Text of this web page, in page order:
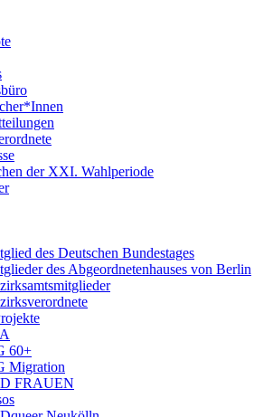
der XXI. Wahlperiode
des Deutschen Bundestages
des Abgeordnetenhauses von Berlin
60+
Migration
FRAUEN